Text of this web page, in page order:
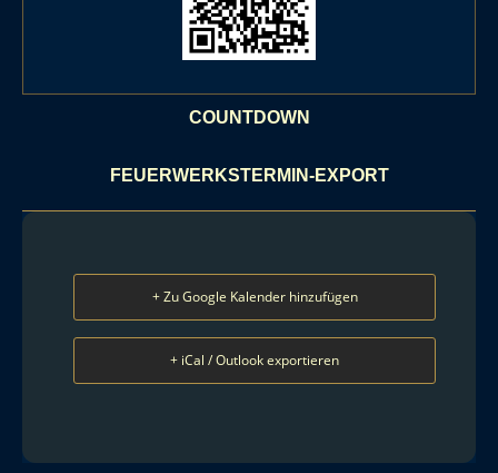
COUNTDOWN
FEUERWERKSTERMIN-EXPORT
+ Zu Google Kalender hinzufügen
+ iCal / Outlook exportieren